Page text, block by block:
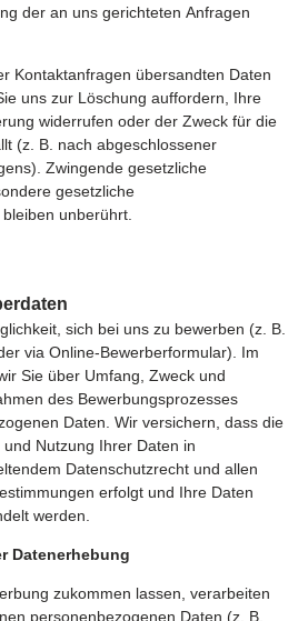
der an uns gerichteten Anfragen
Kontaktanfragen übersandten Daten
uns zur Löschung auffordern, Ihre
widerrufen oder der Zweck für die
(z. B. nach abgeschlossener
Zwingende gesetzliche
gesetzliche
unberührt.
sich bei uns zu bewerben (z. B.
via Online-Bewerberformular). Im
Sie über Umfang, Zweck und
des Bewerbungsprozesses
Daten. Wir versichern, dass die
Nutzung Ihrer Daten in
Datenschutzrecht und allen
erfolgt und Ihre Daten
werden.
Datenerhebung
zukommen lassen, verarbeiten
personenbezogenen Daten (z. B.